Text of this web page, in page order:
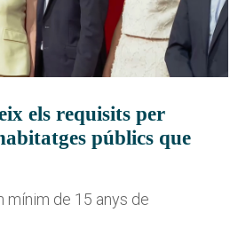
els requisits per
públics que
mínim de 15 anys de